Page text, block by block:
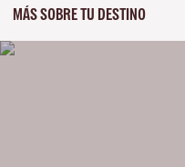
MÁS SOBRE TU DESTINO